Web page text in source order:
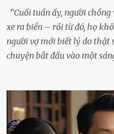
tôi giật mình. Và rồi, một
“Cuối tuần ấy, người
xe ra biển – rồi từ đó, họ
người vợ mới biết lý do thật
chuyện bắt đầu vào một
không kém. Ông Minh, vốn
hôm ấy lại đặc biệt vui vẻ.
cùng cô con gái 8 tuổi tên